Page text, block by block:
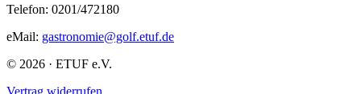
Telefon: 0201/472180
eMail: gastronomie@golf.etuf.de
© 2026 · ETUF e.V.
Vertrag widerrufen